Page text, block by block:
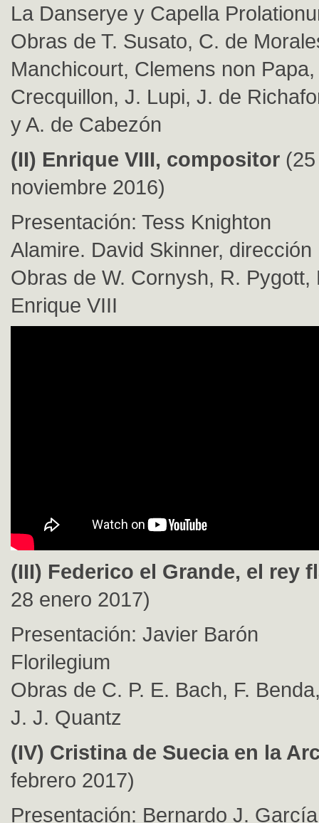
La Danserye y Capella
Obras de T. Susato, C. de
Manchicourt, Clemens non
Crecquillon, J. Lupi, J. de
y A. de Cabezón
(II) Enrique VIII, compositor
noviembre 2016)
Presentación: Tess Knighton
Alamire. David Skinner, dirección
Obras de W. Cornysh, R. Pygott,
Enrique VIII
(III) Federico el Grande, el rey
28 enero 2017)
Presentación: Javier Barón
Florilegium
Obras de C. P. E. Bach, F.
J. J. Quantz
(IV) Cristina de Suecia en la
febrero 2017)
Presentación: Bernardo J. García